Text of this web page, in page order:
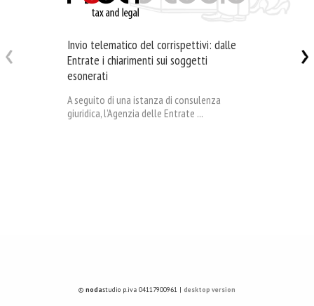
Invio telematico del corrispettivi: dalle
Entrate i chiarimenti sui soggetti
esonerati
A seguito di una istanza di consulenza
giuridica, l’Agenzia delle Entrate ...
© nodastudio p.iva 04117900961 | desktop version